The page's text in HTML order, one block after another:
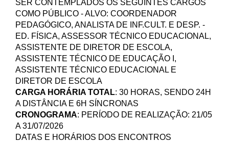
SER CONTEMPLADOS OS SEGUINTES CARGOS
COMO PÚBLICO - ALVO: COORDENADOR
PEDAGÓGICO, ANALISTA DE INF.CULT. E DESP. -
ED. FÍSICA, ASSESSOR TÉCNICO EDUCACIONAL,
ASSISTENTE DE DIRETOR DE ESCOLA,
ASSISTENTE TÉCNICO DE EDUCAÇÃO I,
ASSISTENTE TÉCNICO EDUCACIONAL E
DIRETOR DE ESCOLA
CARGA HORÁRIA TOTAL: 30 HORAS, SENDO 24H
A DISTÂNCIA E 6H SÍNCRONAS
CRONOGRAMA: PERÍODO DE REALIZAÇÃO: 21/05
A 31/07/2026
DATAS E HORÁRIOS DOS ENCONTROS